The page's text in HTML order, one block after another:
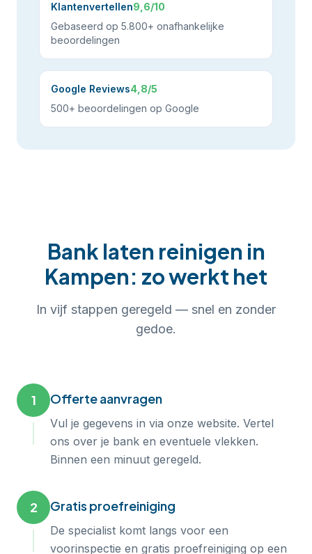
Klantenvertellen9,6/10
Gebaseerd op 5.800+ onafhankelijke
beoordelingen
Google Reviews4,8/5
500+ beoordelingen op Google
Bank laten reinigen in
Kampen: zo werkt het
In vijf stappen geregeld — snel en zonder
gedoe.
1 Offerte aanvragen
Vul je gegevens in via onze website. Vertel
ons over je bank en eventuele vlekken.
Binnen een minuut geregeld.
2 Gratis proefreiniging
De specialist komt langs voor een
voorinspectie en gratis proefreiniging op een